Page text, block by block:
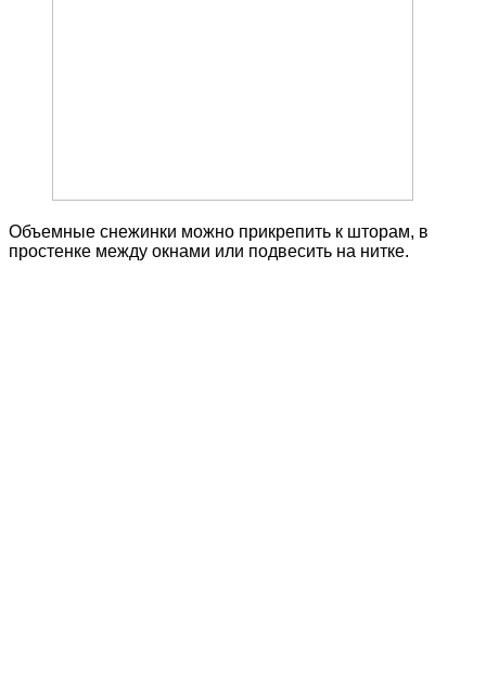
Объемные снежинки можно прикрепить к шторам, в
простенке между окнами или подвесить на нитке.